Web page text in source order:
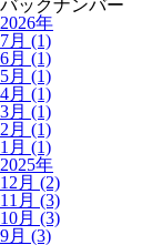
バックナンバー
2026年
7月 (1)
6月 (1)
5月 (1)
4月 (1)
3月 (1)
2月 (1)
1月 (1)
2025年
12月 (2)
11月 (3)
10月 (3)
9月 (3)